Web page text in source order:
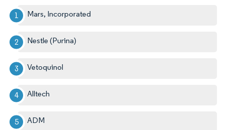
Mars, Incorporated
Nestle (Purina)
Vetoquinol
Alltech
ADM